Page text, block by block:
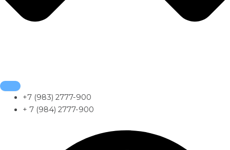
+7 (983) 2777-900
+ 7 (984) 2777-900